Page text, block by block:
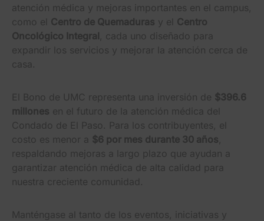
atención médica y mejoras importantes en el campus,
como el Centro de Quemaduras y el Centro
Oncológico Integral , cada uno diseñado para
expandir los servicios y mejorar la atención cerca de
casa.
El Bono de UMC representa una inversión de $396.6
millones en el futuro de la atención médica del
Condado de El Paso. Para los contribuyentes, el
costo es menor a $6 por mes durante 30 años
respaldando mejoras a largo plazo que ayudan a
garantizar atención médica de alta calidad para
nuestra creciente comunidad.
Manténgase al tanto de los eventos, iniciativas y